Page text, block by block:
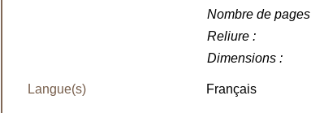
Nombre de pages
Reliure :
Dimensions :
Langue(s) Français